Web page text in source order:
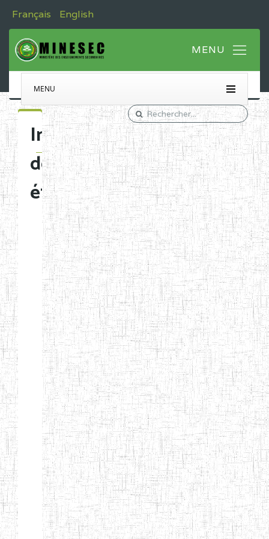
Français English
MENU
Immatriculation
des
établissements
Etablissements
d'enseignement
normal
ENI
Chercher:
Effacer les filtres
Denomination
Type